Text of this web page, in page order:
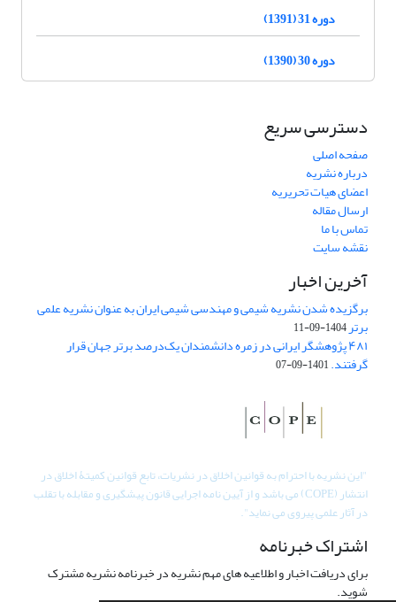
دوره 31 (1391)
دوره 30 (1390)
دسترسی سریع
صفحه اصلی
درباره نشریه
اعضای هیات تحریریه
ارسال مقاله
تماس با ما
نقشه سایت
آخرین اخبار
برگزیده شدن نشریه شیمی و مهندسی شیمی ایران به عنوان نشریه علمی
برتر1404-09-11
۴۸۱ پژوهشگر ایرانی در زمره دانشمندان یک‌درصد برتر جهان قرار
گرفتند.1401-09-07
"این نشریه با احترام به قوانین اخلاق در نشریات، تابع قوانین کمیتۀ اخلاق در
انتشار (COPE) می باشد و از آیین نامه اجرایی قانون پیشگیری و مقابله با تقلب
در آثار علمی پیروی می نماید".
اشتراک خبرنامه
برای دریافت اخبار و اطلاعیه های مهم نشریه در خبرنامه نشریه مشترک
شوید.